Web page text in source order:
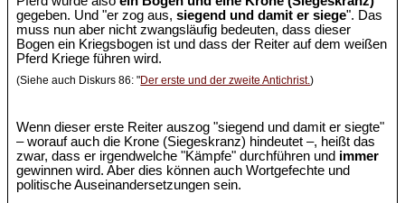
gegeben. Und "er zog aus,siegend und damit er siege". Das
muss nun aber nicht zwangsläufig bedeuten, dass dieser
Bogen ein Kriegsbogen ist und dass der Reiter auf dem weißen
Pferd Kriege führen wird.
(Siehe auch Diskurs 86: "Der erste und der zweite Antichrist.)
Wenn dieser erste Reiter auszog "siegend und damit er siegte"
– worauf auch die Krone (Siegeskranz) hindeutet –, heißt das
zwar, dass er irgendwelche "Kämpfe" durchführen und immer
gewinnen wird. Aber dies können auch Wortgefechte und
politische Auseinandersetzungen sein.